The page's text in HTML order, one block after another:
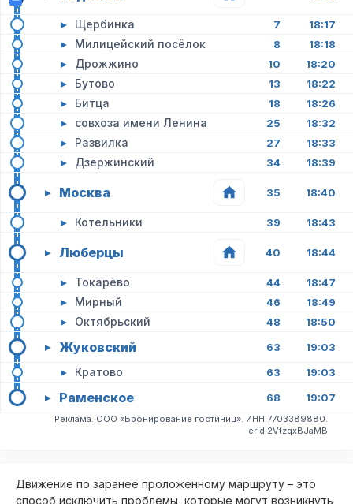
▸ Щербинка 7 18:17
▸ Милицейский посёлок 8 18:18
▸ Дрожжино 10 18:20
▸ Бутово 13 18:22
▸ Битца 18 18:26
▸ совхоза имени Ленина 25 18:32
▸ Развилка 27 18:33
▸ Дзержинский 34 18:39
▸ Москва 35 18:40
▸ Котельники 39 18:43
▸ Люберцы 40 18:44
▸ Токарёво 44 18:47
▸ Мирный 46 18:49
▸ Октябрьский 48 18:50
▸ Жуковский 63 19:03
▸ Кратово 63 19:03
▸ Раменское 68 19:07
Реклама. ООО «Бронирование гостиниц». ИНН 7703389880.
erid 2VtzqxBJaMB
Движение по заранее проложенному маршруту – это
способ исключить проблемы, которые могут возникнуть